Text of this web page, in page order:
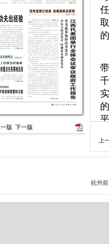
版 下一版
上